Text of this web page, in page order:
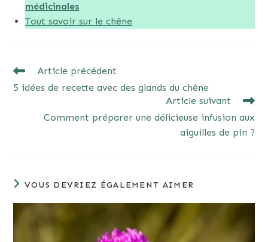
médicinales
Tout savoir sur le chêne
READ
ARTICLES
Article précédent
5 idées de recette avec des glands du chêne
Article suivant
Comment préparer une délicieuse infusion aux
aiguilles de pin ?
VOUS DEVRIEZ ÉGALEMENT AIMER